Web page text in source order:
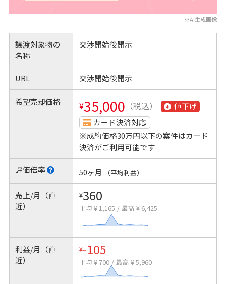
※AI生成画像
譲渡対象物の
名称
交渉開始後開示
URL 交渉開始後開示
希望売却価格 ¥35,000 （税込）
値下げ
カード決済対応
※成約価格30万円以下の案件はカード
決済がご利用可能です
評価倍率 50ヶ月 （平均利益）
売上/月（直
近）
¥360
平均 ¥ 1,165 / 最高 ¥ 6,425
利益/月（直
近）
¥-105
平均 ¥ 700 / 最高 ¥ 5,960